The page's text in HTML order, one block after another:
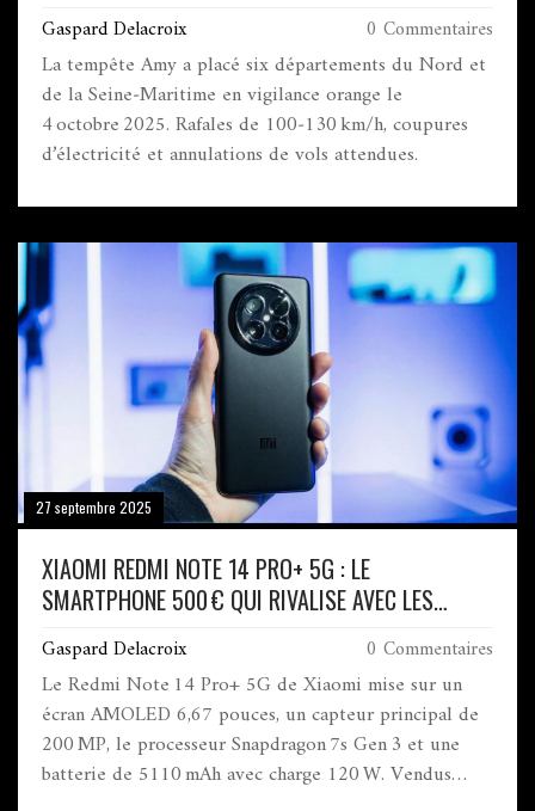
Gaspard Delacroix 0 Commentaires
La tempête Amy a placé six départements du Nord et
de la Seine‑Maritime en vigilance orange le
4 octobre 2025. Rafales de 100‑130 km/h, coupures
d’électricité et annulations de vols attendues.
27 septembre 2025
XIAOMI REDMI NOTE 14 PRO+ 5G : LE
SMARTPHONE 500 € QUI RIVALISE AVEC LES
Gaspard Delacroix 0 Commentaires
Le Redmi Note 14 Pro+ 5G de Xiaomi mise sur un
écran AMOLED 6,67 pouces, un capteur principal de
200 MP, le processeur Snapdragon 7s Gen 3 et une
batterie de 5110 mAh avec charge 120 W. Vendus